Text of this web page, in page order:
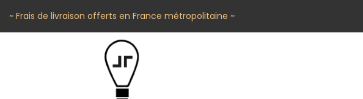
~ Frais de livraison offerts en France métropolitaine ~